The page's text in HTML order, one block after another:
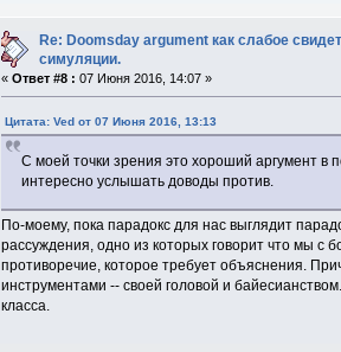
Re: Doomsday argument как слабое
симуляции.
« Ответ #8 : 07 Июня 2016, 14:07 »
Цитата: Ved от 07 Июня 2016, 13:13
С моей точки зрения это хороший аргумент в
интересно услышать доводы против.
По-моему, пока парадокс для нас выглядит
рассуждения, одно из которых говорит что мы с
противоречие, которое требует объяснения.
инструментами -- своей головой и
класса.